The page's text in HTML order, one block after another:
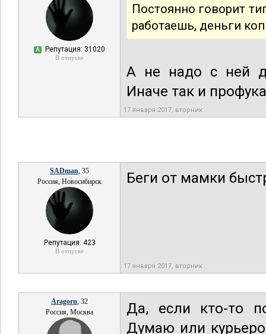
А Репутация: 31020
В отпуске
Постоянно говорит
работаешь, деньги
А не надо с ней
Иначе так и
17 января 2017, вторник
SADman, 35
Россия, Новосибирск
Репутация: 423
В отпуске
Беги от мамки
17 января 2017, вторник
Aragorn, 32
Россия, Москва
Да, если кто-то
Думаю или